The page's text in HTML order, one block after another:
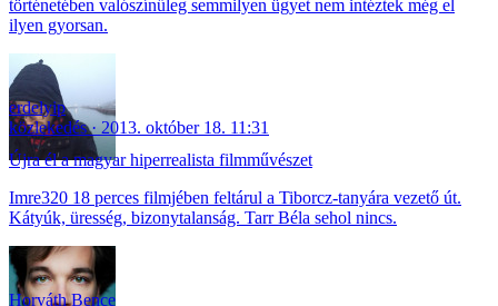
történetében valószínűleg semmilyen ügyet nem intéztek még el
ilyen gyorsan.
erdelyip
közlekedés
2013. október 18. 11:31
Újra él a magyar hiperrealista filmművészet
Imre320 18 perces filmjében feltárul a Tiborcz-tanyára vezető út.
Kátyúk, üresség, bizonytalanság. Tarr Béla sehol nincs.
Horváth Bence